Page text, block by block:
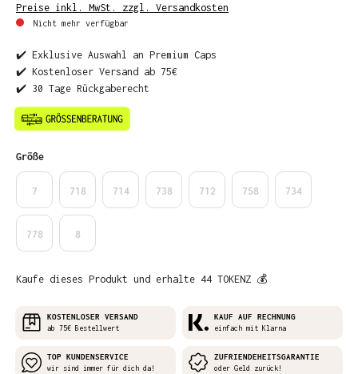
Preise inkl. MwSt. zzgl. Versandkosten
Nicht mehr verfügbar
✔️ Exklusive Auswahl an Premium Caps
✔️ Kostenloser Versand ab 75€
✔️ 30 Tage Rückgaberecht
Größeauswählen
7 718 714 738 712 758 734
778 8
Kaufe dieses Produkt und erhalte 44 TOKENZ 💰
KOSTENLOSER VERSAND
ab 75€ Bestellwert
KAUF AUF RECHNUNG
einfach mit Klarna
TOP KUNDENSERVICE
wir sind immer für dich da!
ZUFRIENDEHEITSGARANTIE
oder Geld zurück!